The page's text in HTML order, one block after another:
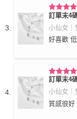
評分5
分 5
訂單末4
小仙女｜
好喜歡
評分5
分 5
訂單末4
小仙女｜
質感很好